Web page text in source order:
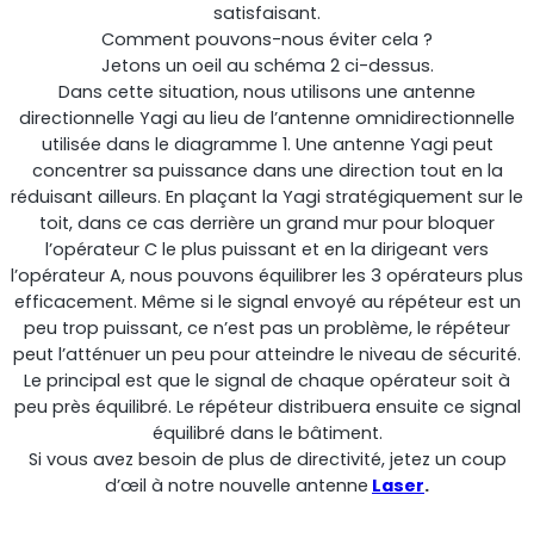
Shark
Analyseur professionnel de signaux
Sentinel
Moniteur de bruit du signal de liaison montante.
satisfaisant.
Comment pouvons-nous éviter cela ?
Jetons un oeil au schéma 2 ci-dessus.
Dans cette situation, nous utilisons une antenne
directionnelle Yagi au lieu de l’antenne omnidirectionnelle
utilisée dans le diagramme 1. Une antenne Yagi peut
concentrer sa puissance dans une direction tout en la
réduisant ailleurs. En plaçant la Yagi stratégiquement sur le
toit, dans ce cas derrière un grand mur pour bloquer
l’opérateur C le plus puissant et en la dirigeant vers
l’opérateur A, nous pouvons équilibrer les 3 opérateurs plus
efficacement. Même si le signal envoyé au répéteur est un
peu trop puissant, ce n’est pas un problème, le répéteur
peut l’atténuer un peu pour atteindre le niveau de sécurité.
Le principal est que le signal de chaque opérateur soit à
peu près équilibré. Le répéteur distribuera ensuite ce signal
équilibré dans le bâtiment.
Si vous avez besoin de plus de directivité, jetez un coup
d’œil à notre nouvelle antenne Laser.